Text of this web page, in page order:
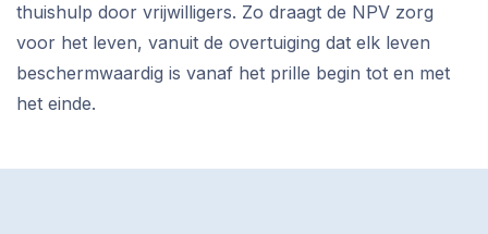
thuishulp door vrijwilligers. Zo draagt de NPV zorg
voor het leven, vanuit de overtuiging dat elk leven
beschermwaardig is vanaf het prille begin tot en met
het einde.